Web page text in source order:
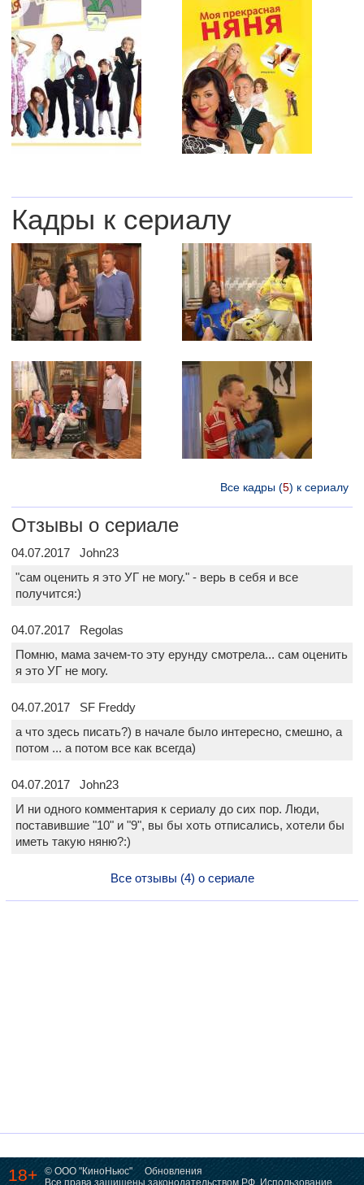
Кадры к сериалу
Все кадры (5) к сериалу
Отзывы о сериале
04.07.2017 John23
"сам оценить я это УГ не могу." - верь в себя и все
получится:)
04.07.2017 Regolas
Помню, мама зачем-то эту ерунду смотрела... сам оценить
я это УГ не могу.
04.07.2017 SF Freddy
а что здесь писать?) в начале было интересно, смешно, а
потом ... а потом все как всегда)
04.07.2017 John23
И ни одного комментария к сериалу до сих пор. Люди,
поставившие "10" и "9", вы бы хоть отписались, хотели бы
иметь такую няню?:)
Все отзывы (4) о сериале
18+ © ООО "КиноНьюс"
Обновления
Все права защищены законодательством РФ. Использование